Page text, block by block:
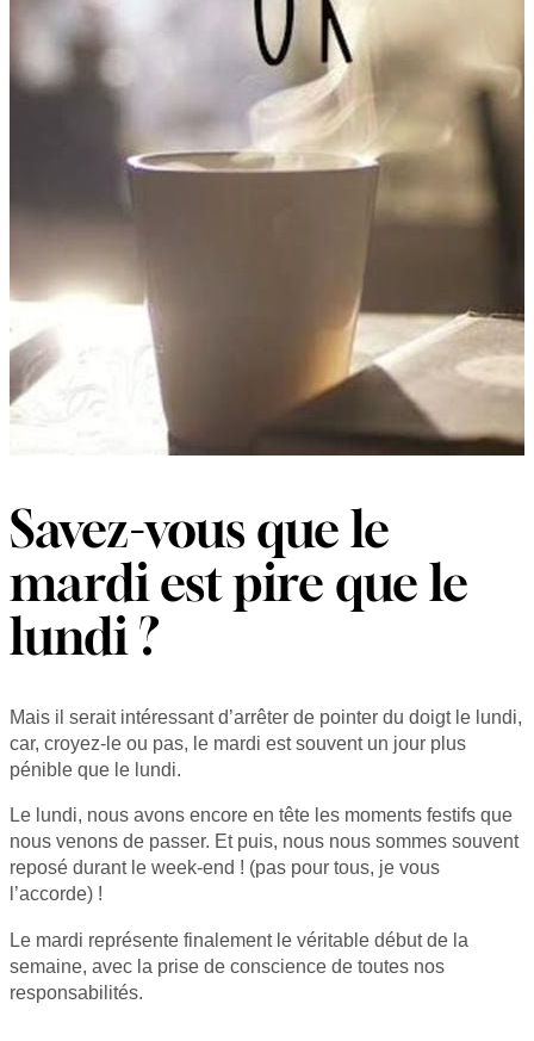
Savez-vous que le
mardi est pire que le
lundi ?
Mais il serait intéressant d’arrêter de pointer du doigt le lundi,
car, croyez-le ou pas, le mardi est souvent un jour plus
pénible que le lundi.
Le lundi, nous avons encore en tête les moments festifs que
nous venons de passer. Et puis, nous nous sommes souvent
reposé durant le week-end ! (pas pour tous, je vous
l’accorde) !
Le mardi représente finalement le véritable début de la
semaine, avec la prise de conscience de toutes nos
responsabilités.